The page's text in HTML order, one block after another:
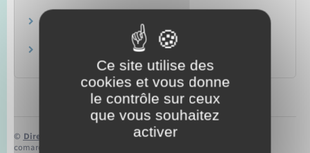
L'assurance multirisques habitation
Institut national de la consommation (INC)
L'assurance dégât des eaux
Institut national de la consommation (INC)
© Direction de l’information légale et administrative
comarquage developpé par
Ce site utilise des
cookies et vous donne
le contrôle sur ceux
que vous souhaitez
activer